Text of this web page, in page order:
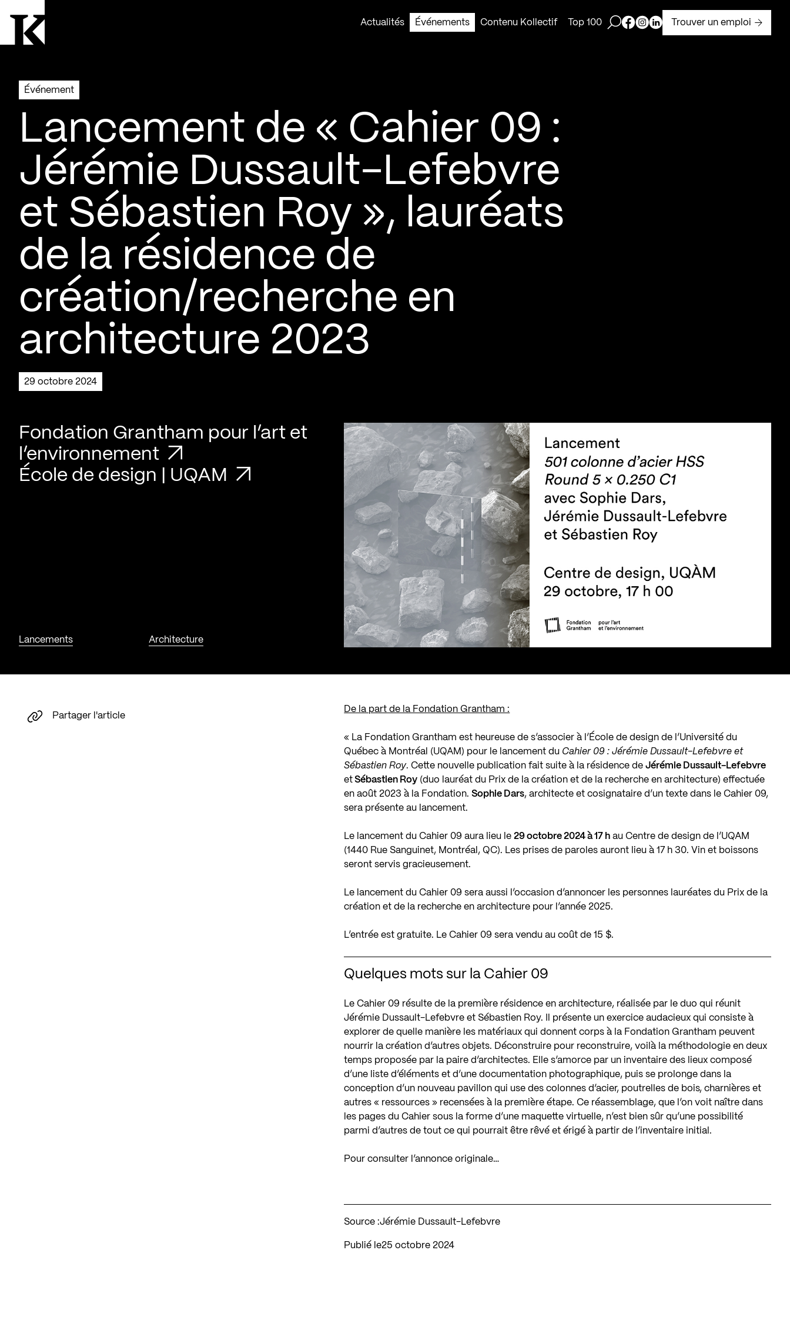
Actualités
Événements Contenu Kollectif Top 100 Ouvrir la barre de recherche
Page Facebook de Kollectif
Page Instagram de Kollectif
Page Linkedin de Kollectif
Trouver un emploi
Événement
Lancement de « Cahier 09 :
Jérémie Dussault-Lefebvre
et Sébastien Roy », lauréats
de la résidence de
création/recherche en
architecture 2023
29 octobre 2024
Fondation Grantham pour l’art et
l’environnement
École de design | UQAM
Lancements Architecture
De la part de la Fondation Grantham :
« La Fondation Grantham est heureuse de s’associer à l’École de design de l’Université du
Québec à Montréal (UQAM) pour le lancement du Cahier 09 : Jérémie Dussault-Lefebvre et
SébastienRoy. Cette nouvelle publication fait suite à la résidence deJérémie Dussault-Lefebvre
et Sébastien Roy (duo lauréat du Prix de la création et de la recherche en architecture) effectuée
en août 2023 à la Fondation.Sophie Dars, architecte et cosignataire d’un texte dans le Cahier 09,
sera présente au lancement.
Le lancement du Cahier 09 aura lieu le29 octobre 2024 à 17 h au Centre de design de l’UQAM
(1440 Rue Sanguinet, Montréal, QC). Les prises de paroles auront lieu à 17 h 30. Vin et boissons
seront servis gracieusement.
Le lancement du Cahier 09 sera aussi l’occasion d’annoncer les personnes lauréates du Prix de la
création et de la recherche en architecture pour l’année 2025.
L’entrée est gratuite. Le Cahier 09 sera vendu au coût de 15 $.
Quelques mots sur la Cahier 09
Le Cahier 09 résulte de la première résidence en architecture, réalisée par le duo qui réunit
Jérémie Dussault-Lefebvre et Sébastien Roy. Il présente un exercice audacieux qui consiste à
explorer de quelle manière les matériaux qui donnent corps à la Fondation Grantham peuvent
nourrir la création d’autres objets. Déconstruire pour reconstruire, voilà la méthodologie en deux
temps proposée par la paire d’architectes. Elle s’amorce par un inventaire des lieux composé
d’une liste d’éléments et d’une documentation photographique, puis se prolonge dans la
conception d’un nouveau pavillon qui use des colonnes d’acier, poutrelles de bois, charnières et
autres « ressources » recensées à la première étape. Ce réassemblage, que l’on voit naître dans
les pages du Cahier sous la forme d’une maquette virtuelle, n’est bien sûr qu’une possibilité
parmi d’autres de tout ce qui pourrait être rêvé et érigé à partir de l’inventaire initial.
Pour consulter l’annonce originale…
Source :Jérémie Dussault-Lefebvre
Publié le 25 octobre 2024
Partager l'article